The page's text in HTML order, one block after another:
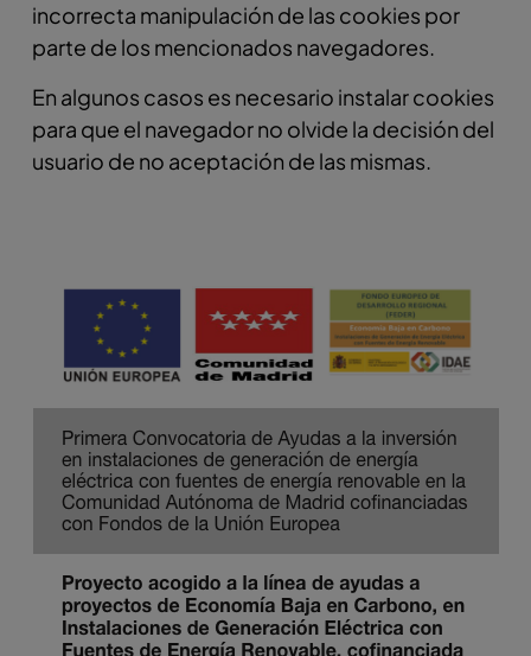
incorrecta manipulación de las cookies por
parte de los mencionados navegadores.
En algunos casos es necesario instalar cookies
para que el navegador no olvide la decisión del
usuario de no aceptación de las mismas.